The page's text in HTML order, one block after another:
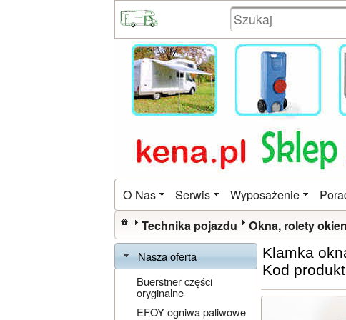
O Nas Serwis Wyposażenie
Technika pojazdu Okna, rolety
Nasza oferta
Buerstner części
oryginalne
EFOY ogniwa paliwowe
Klamka
Kod